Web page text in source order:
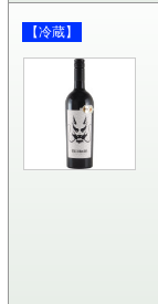
【冷蔵】